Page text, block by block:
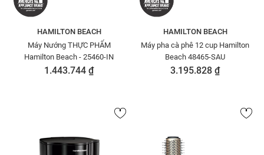
HAMILTON BEACH
Máy Nướng THỰC PHẨM
Hamilton Beach - 25460-IN
1.443.744 ₫
HAMILTON BEACH
Máy pha cà phê 12 cup Hamilton
Beach 48465-SAU
3.195.828 ₫